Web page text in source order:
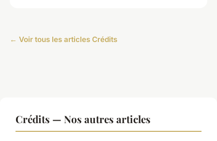
← Voir tous les articles Crédits
Crédits — Nos autres articles